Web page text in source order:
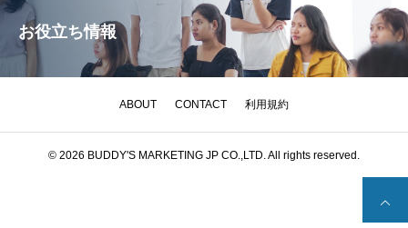
お役立ち情報
ABOUT CONTACT 利用規約
© 2026 BUDDY'S MARKETING JP CO.,LTD. All rights reserved.